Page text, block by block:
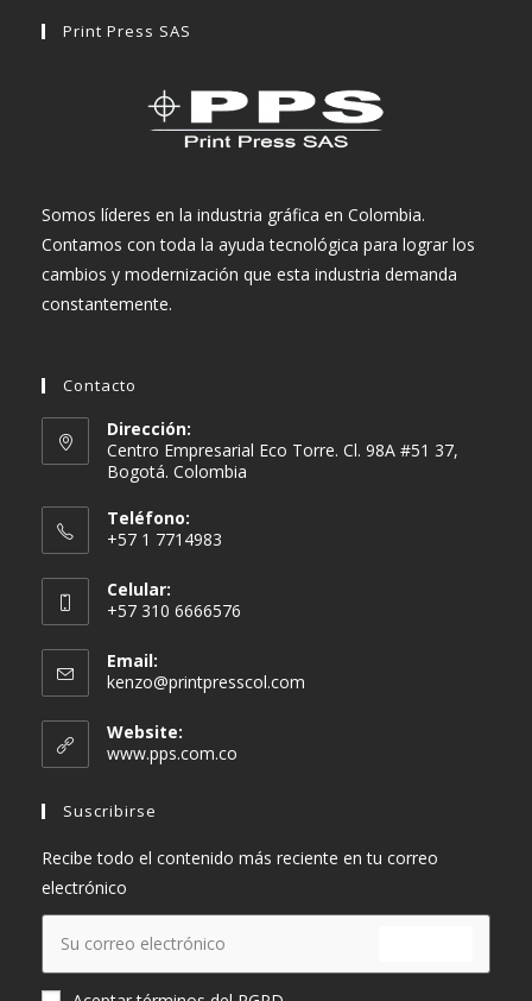
Print Press SAS
Somos líderes en la industria gráfica en Colombia.
Contamos con toda la ayuda tecnológica para lograr los
cambios y modernización que esta industria demanda
constantemente.
Contacto
Dirección:
Centro Empresarial Eco Torre. Cl. 98A #51 37,
Bogotá. Colombia
Teléfono:
+57 1 7714983
Celular:
+57 310 6666576
Email:
kenzo@printpresscol.com
Website:
www.pps.com.co
Suscribirse
Recibe todo el contenido más reciente en tu correo
electrónico